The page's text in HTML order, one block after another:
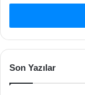
Son Yazılar